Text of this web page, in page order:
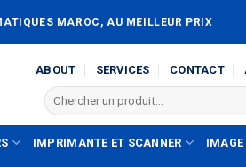
MAROC, AU MEILLEUR PRIX
ABOUT SERVICES CONTACT
Recherche
pour :
IMPRIMANTE ET SCANNER IMAGE